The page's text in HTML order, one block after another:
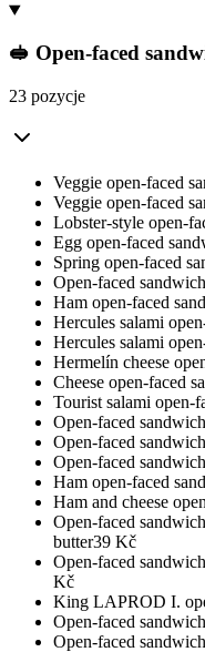
🥪 Open-faced
23 pozycje
Veggie open-faced
Veggie open-faced
Lobster-style open-
Egg open-faced
Spring open-faced
Open-faced
Ham open-faced
Hercules salami
Hercules salami
Hermelín cheese
Cheese open-faced
Tourist salami open-
Open-faced
Open-faced
Open-faced
Ham open-faced
Ham and cheese
Open-faced
butter39 Kč
Open-faced
Kč
King LAPROD I.
Open-faced
Open-faced